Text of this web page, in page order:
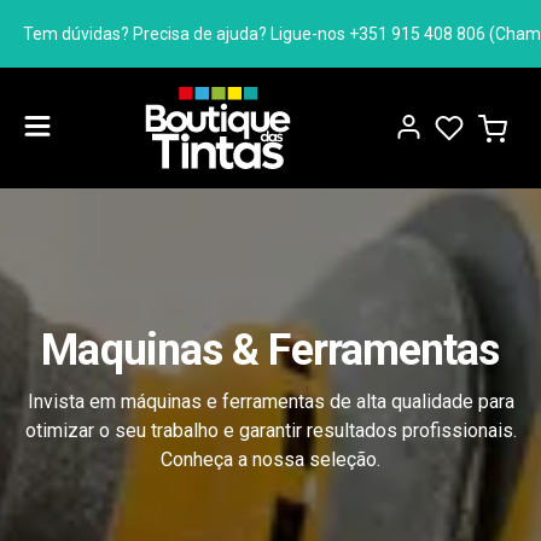
Precisa de ajuda? Ligue-nos +351 915 408 806 (Chamada
Maquinas & Ferramentas
Invista em máquinas e ferramentas de alta qualidade para
otimizar o seu trabalho e garantir resultados profissionais.
Conheça a nossa seleção.